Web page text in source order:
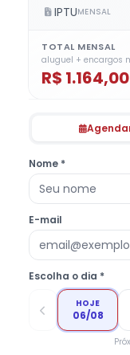
IPTUMENSAL
TOTAL MENSAL
aluguel + encargos
R$ 1.164,00
Nome *
E-mail
Escolha o dia *
HOJE
06/08